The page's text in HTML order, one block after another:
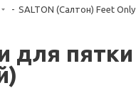
- SALTON (Салтон) Feet
для